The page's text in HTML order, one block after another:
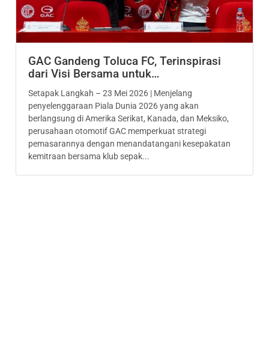
GAC Gandeng Toluca FC, Terinspirasi
dari Visi Bersama untuk…
Setapak Langkah – 23 Mei 2026 | Menjelang
penyelenggaraan Piala Dunia 2026 yang akan
berlangsung di Amerika Serikat, Kanada, dan Meksiko,
perusahaan otomotif GAC memperkuat strategi
pemasarannya dengan menandatangani kesepakatan
kemitraan bersama klub sepak...